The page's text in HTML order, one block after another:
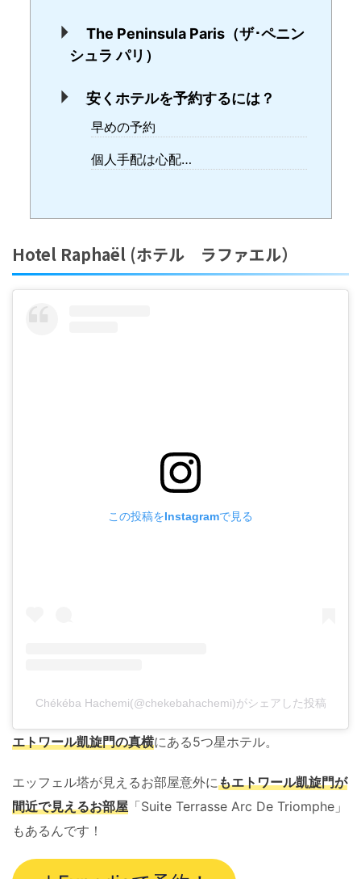
The Peninsula Paris（ザ･ペニン
シュラ パリ）
安くホテルを予約するには？
早めの予約
個人手配は心配…
Hotel Raphaël (ホテル ラファエル）
この投稿をInstagramで見る
Chékéba Hachemi(@chekebahachemi)がシェアした投稿
エトワール凱旋門の真横にある5つ星ホテル。
エッフェル塔が見えるお部屋意外にもエトワール凱旋門が
間近で見えるお部屋 「Suite Terrasse Arc De Triomphe」
もあるんです！